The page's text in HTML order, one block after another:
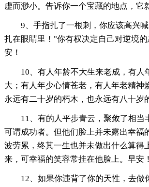
虚而渺小。告诉你一个宝藏的地点，它
9、手指扎了一根刺，你应该高兴
扎在眼睛里！"你有权决定自己对逆境
安！
10、有人年龄不大生来老成，有人
大；有人年少心情苍老，有人年老精神
永远有二十岁的朽木，也永远有八十岁
11、有的人平步青云，聚敛了相当
可谓成功者。但他们脸上并未露出幸福
波劳累，终其一生也并未做出什么算得
来，可幸福的笑容常挂在他脸上。早安！
12、如果你违背了你的天性，去做